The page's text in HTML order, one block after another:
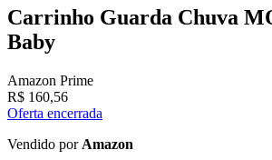
Carrinho Guarda Chuva
Baby
Amazon Prime
R$ 160,56
Oferta encerrada
Vendido por Amazon